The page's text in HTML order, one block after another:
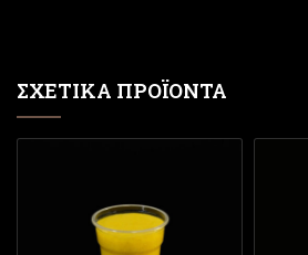
ΣΧΕΤΙΚΆ ΠΡΟΪΌΝΤΑ